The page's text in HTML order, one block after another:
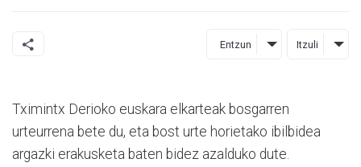
Entzun Itzuli
Tximintx Derioko euskara elkarteak bosgarren
urteurrena bete du, eta bost urte horietako ibilbidea
argazki erakusketa baten bidez azalduko dute.